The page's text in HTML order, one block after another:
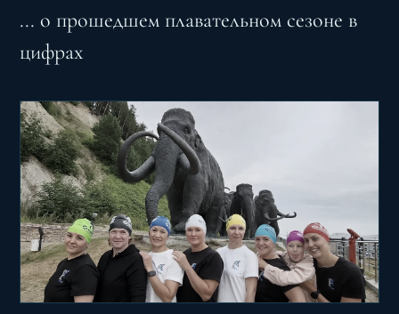
... о прошедшем плавательном сезоне в
цифрах